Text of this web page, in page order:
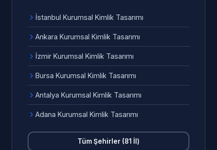
İstanbul Kurumsal Kimlik Tasarımı
Ankara Kurumsal Kimlik Tasarımı
İzmir Kurumsal Kimlik Tasarımı
Bursa Kurumsal Kimlik Tasarımı
Antalya Kurumsal Kimlik Tasarımı
Adana Kurumsal Kimlik Tasarımı
Tüm Şehirler (81 İl)